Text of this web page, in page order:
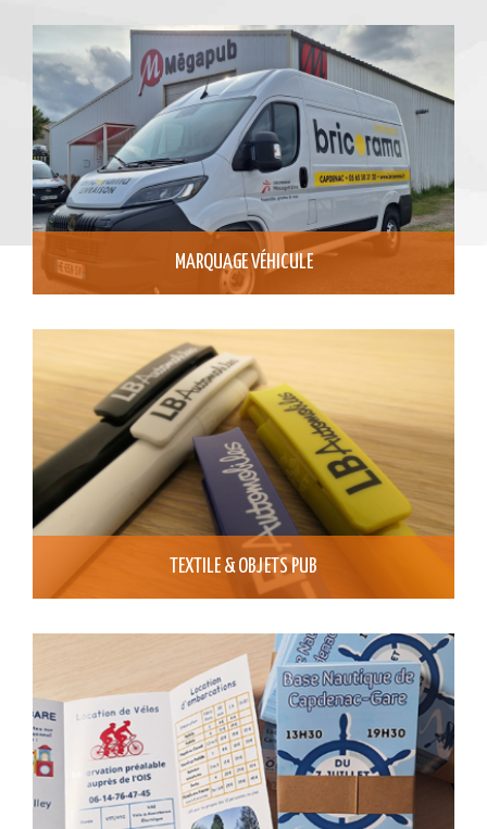
MARQUAGE VÉHICULE
TEXTILE & OBJETS PUB